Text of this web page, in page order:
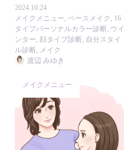
2024.10.24
メイクメニュー ベースメイク
16
タイプパーソナルカラー診断, ウイ
ンター 顔タイプ診断, 自分スタイ
ル診断,
メイク
渡辺 みゆき
メイクメニュー